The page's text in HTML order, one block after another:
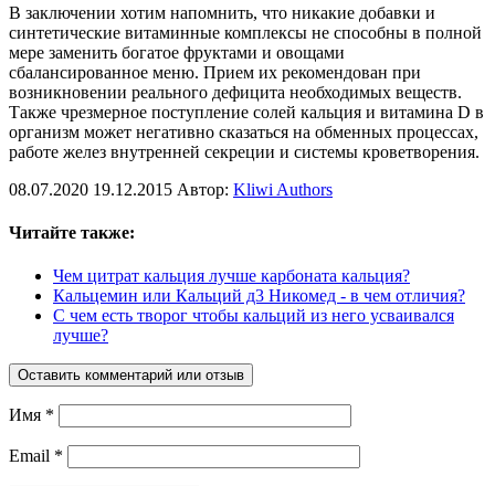
В заключении хотим напомнить, что никакие добавки и
синтетические витаминные комплексы не способны в полной
мере заменить богатое фруктами и овощами
сбалансированное меню. Прием их рекомендован при
возникновении реального дефицита необходимых веществ.
Также чрезмерное поступление солей кальция и витамина D в
организм может негативно сказаться на обменных процессах,
работе желез внутренней секреции и системы кроветворения.
08.07.2020 19.12.2015 Автор: Kliwi Authors
Читайте также:
Чем цитрат кальция лучше карбоната кальция?
Кальцемин или Кальций д3 Никомед - в чем отличия?
С чем есть творог чтобы кальций из него усваивался
лучше?
Оставить комментарий или отзыв
Имя *
Email *